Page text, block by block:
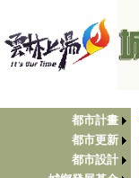
都市計畫
都市更新
都市設計